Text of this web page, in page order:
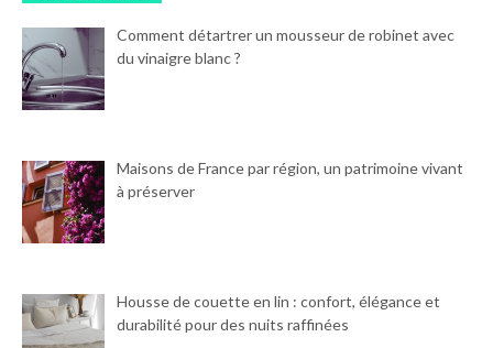
Comment détartrer un mousseur de robinet avec
du vinaigre blanc ?
Maisons de France par région, un patrimoine vivant
à préserver
Housse de couette en lin : confort, élégance et
durabilité pour des nuits raffinées